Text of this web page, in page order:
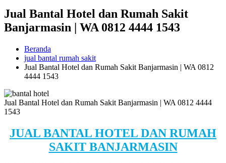
Jual Bantal Hotel dan Rumah Sakit
Banjarmasin | WA 0812 4444 1543
Beranda
jual bantal rumah sakit
Jual Bantal Hotel dan Rumah Sakit Banjarmasin | WA 0812
4444 1543
Jual Bantal Hotel dan Rumah Sakit Banjarmasin | WA 0812 4444
1543
JUAL BANTAL HOTEL DAN RUMAH
SAKIT BANJARMASIN